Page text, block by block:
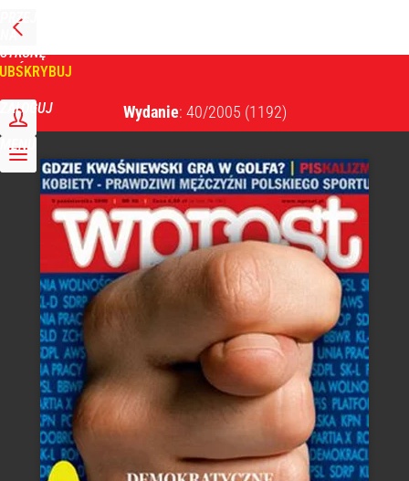
PRZEJDŹ
NA
STRONĘ
GŁÓWNĄ
ZALOGUJ
MENU
Wydanie: 40/2005 (1192)